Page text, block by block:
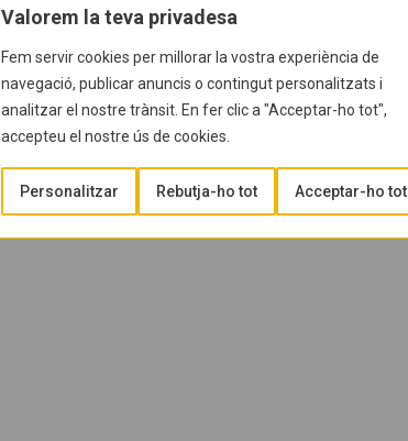
Valorem la teva privadesa
Fem servir cookies per millorar la vostra experiència de
navegació, publicar anuncis o contingut personalitzats i
analitzar el nostre trànsit. En fer clic a "Acceptar-ho tot",
accepteu el nostre ús de cookies.
Personalitzar Rebutja-ho tot Acceptar-ho tot